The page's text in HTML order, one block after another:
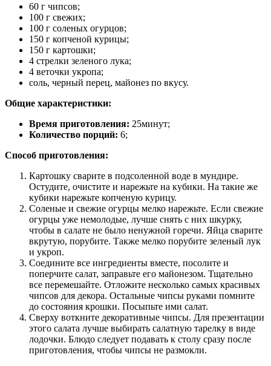
60 г чипсов;
100 г свежих;
100 г соленых огурцов;
150 г копченой курицы;
150 г картошки;
4 стрелки зеленого лука;
4 веточки укропа;
соль, черный перец, майонез по вкусу.
Общие характеристики:
Время приготовления: 25минут;
Количество порций: 6;
Способ приготовления:
Картошку сварите в подсоленной воде в мундире.
Остудите, очистите и нарежьте на кубики. На такие же
кубики нарежьте копченую курицу.
Соленые и свежие огурцы мелко нарежьте. Если свежие
огурцы уже немолодые, лучше снять с них шкурку,
чтобы в салате не было ненужной горечи. Яйца сварите
вкрутую, порубите. Также мелко порубите зеленый лук
и укроп.
Соедините все ингредиенты вместе, посолите и
поперчите салат, заправьте его майонезом. Тщательно
все перемешайте. Отложите несколько самых красивых
чипсов для декора. Остальные чипсы руками помните
до состояния крошки. Посыпьте ими салат.
Сверху воткните декоративные чипсы. Для презентации
этого салата лучше выбирать салатную тарелку в виде
лодочки. Блюдо следует подавать к столу сразу после
приготовления, чтобы чипсы не размокли.